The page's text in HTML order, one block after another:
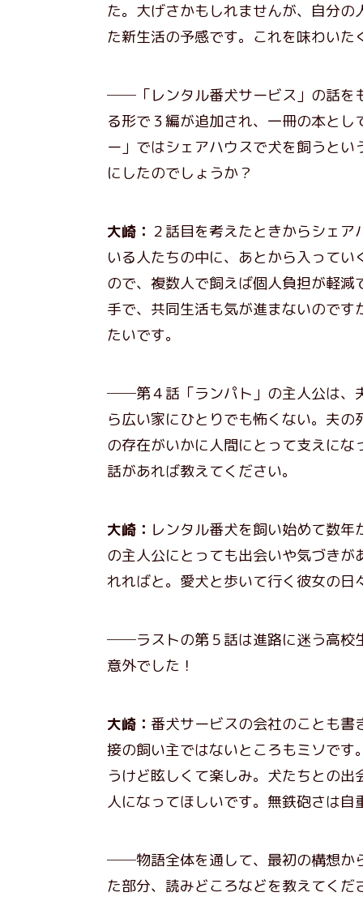
た。大げさかもしれませんが、自分
た新生活の予感です。これを味わい
──「レンタル番犬サービス」の話を
る形で３編が追加され、一冊の本と
ー」ではシェアハウスで犬を飼うと
にしたのでしょうか？
大崎： ２話目を考えたときからシェ
いる人たちの中に、あとから入って
ので、複数人で飼えば個人負担が軽
手で、共同生活も気が進まないので
たいです。
──第４話「ランパト」の主人公は、
ら広い家にひとりでも怖くない。夫
の存在がいかに人間にとって支えに
話があれば教えてください。
大崎： レンタル番犬を飼い始めて数
の主人公にとっても出会いや気づき
れればと。愛犬と歩いて行く彼女の
──ラストの第５話は進路に迷う高校
意外でした！
大崎： 番犬サービスの会社のことも
接の飼い主ではないところもミソで
うけど眩しくて楽しみ。犬たちとの
人になってほしいです。無鉄砲さは自
──物語全体を通して、最初の構想か
た部分、読みどころなどを教えてくだ